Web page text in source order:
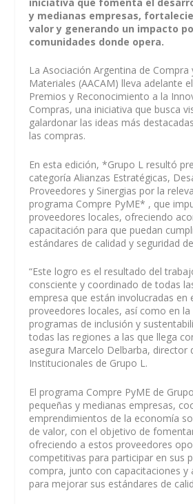
y medianas empresas,
valor y generando un impacto
comunidades donde opera.
La Asociación Argentina de
Materiales (AACAM) lleva adelante
Premios y Reconocimiento a la
Compras, una iniciativa que busca
galardonar las ideas más
las compras.
En esta edición, *Grupo L resultó
categoría Alianzas Estratégicas,
Proveedores y Sinergias por la
programa Compre PyME* , que
proveedores locales, ofreciendo
capacitación para que puedan
estándares de calidad y seguridad
“Este logro es el resultado del
consciente y coordinado de todas
empresa que están involucradas en
proveedores locales, así como en
programas de inclusión y
todas las regiones a las que llega
asegura Marcelo Delbarba, director
Institucionales de Grupo L.
El programa Compre PyME de
pequeñas y medianas empresas,
emprendimientos de la economía
de valor, con el objetivo de
ofreciendo a estos proveedores
competitivas para participar en sus
compra, junto con capacitaciones y
para mejorar sus estándares de